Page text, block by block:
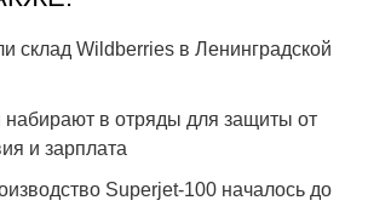
склад Wildberries в Ленинградской
в отряды для защиты от
и зарплата
Superjet-100 началось до